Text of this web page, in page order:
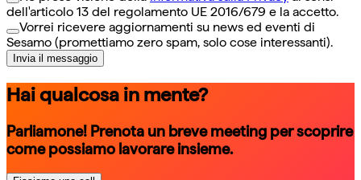
dell'articolo 13 del regolamento UE 2016/679 e la accetto.
Vorrei ricevere aggiornamenti su news ed eventi di
Sesamo (promettiamo zero spam, solo cose interessanti).
Invia il messaggio
Hai qualcosa in mente?
Parliamone! Prenota un breve meeting per scoprire
come possiamo lavorare insieme.